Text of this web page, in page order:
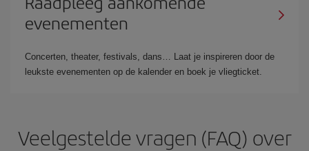
evenementen
Concerten, theater, festivals, dans… Laat je inspireren door de
leukste evenementen op de kalender en boek je vliegticket.
Veelgestelde vragen (FAQ) over